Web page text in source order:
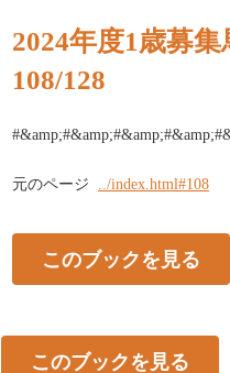
2024年度1歳募
108/128
元のページ ../index.html#108
このブックを見る
このブックを見る